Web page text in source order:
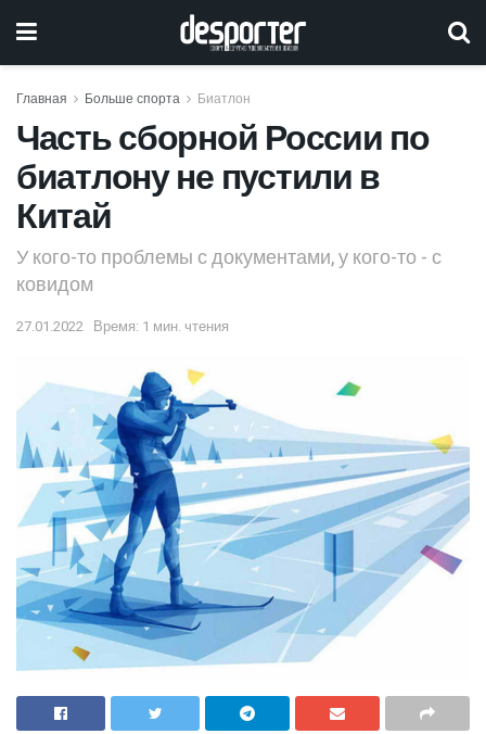
Главная Больше спорта Биатлон
Часть сборной России по
биатлону не пустили в
Китай
У кого-то проблемы с документами, у кого-то - с
ковидом
27.01.2022 Время: 1 мин. чтения